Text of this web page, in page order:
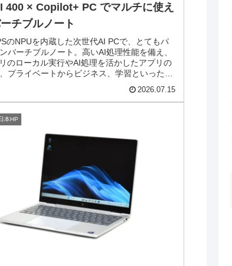
400 × Copilot+ PC でマルチに使え
チブルノート
のNPUを内蔵した次世代AI PCで、とてもパ
バーチブルノート。高いAI処理性能を備え、
のローカル実行やAI処理を活かしたアプリの
プライベートからビジネス、学習といった用
2026.07.15
本HP